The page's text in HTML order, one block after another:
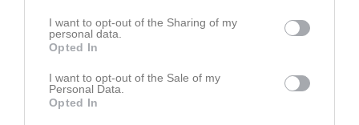
I want to opt-out of the Sharing of my
personal data.
Opted In
I want to opt-out of the Sale of my
Personal Data.
Opted In
Senast uppladdade video